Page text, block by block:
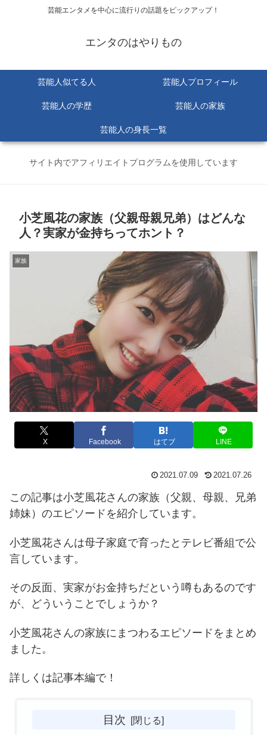
芸能エンタメを中心に流行りの話題をピックアップ！
エンタのはやりもの
芸能人似てる人 芸能人プロフィール
芸能人の学歴 芸能人の家族
芸能人の身長一覧
サイト内でアフィリエイトプログラムを使用しています
小芝風花の家族（父親母親兄弟）はどんな
人？実家が金持ちってホント？
家族
X Facebook はてブ LINE
2021.07.09 2021.07.26
この記事は小芝風花さんの家族（父親、母親、兄弟
姉妹）のエピソードを紹介しています。
小芝風花さんは母子家庭で育ったとテレビ番組で公
言しています。
その反面、実家がお金持ちだという噂もあるのです
が、どういうことでしょうか？
小芝風花さんの家族にまつわるエピソードをまとめ
ました。
詳しくは記事本編で！
目次